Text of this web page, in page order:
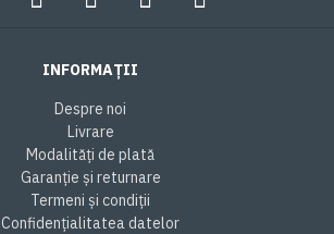
INFORMAȚII
Despre noi
Livrare
Modalități de plată
Garanție și returnare
Termeni și condiții
Confidențialitatea datelor